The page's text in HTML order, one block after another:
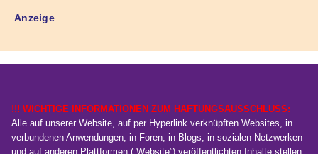
Anzeige
!!! WICHTIGE INFORMATIONEN ZUM HAFTUNGSAUSSCHLUSS:
Alle auf unserer Website, auf per Hyperlink verknüpften Websites, in
verbundenen Anwendungen, in Foren, in Blogs, in sozialen Netzwerken
und auf anderen Plattformen („Website”) veröffentlichten Inhalte stellen